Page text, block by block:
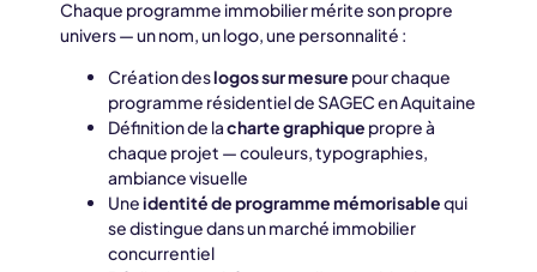
Chaque programme immobilier mérite son propre
univers — un nom, un logo, une personnalité :
Création deslogos sur mesure pour chaque
programme résidentiel de SAGEC en Aquitaine
Définition de lacharte graphique propre à
chaque projet — couleurs, typographies,
ambiance visuelle
Uneidentité de programme mémorisablequi
se distingue dans un marché immobilier
concurrentiel